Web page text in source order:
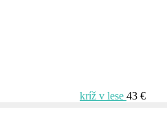
kríž v lese 43 €